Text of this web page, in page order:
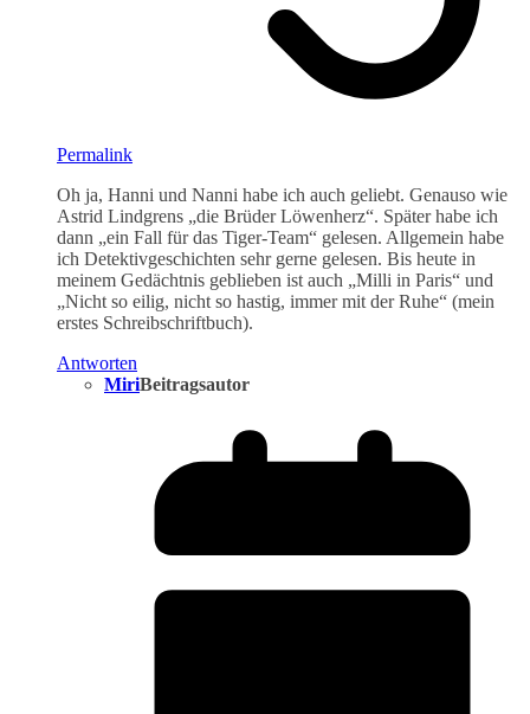
Permalink
Oh ja, Hanni und Nanni habe ich auch geliebt. Genauso wie
Astrid Lindgrens „die Brüder Löwenherz“. Später habe ich
dann „ein Fall für das Tiger-Team“ gelesen. Allgemein habe
ich Detektivgeschichten sehr gerne gelesen. Bis heute in
meinem Gedächtnis geblieben ist auch „Milli in Paris“ und
„Nicht so eilig, nicht so hastig, immer mit der Ruhe“ (mein
erstes Schreibschriftbuch).
Antworten
MiriBeitragsautor